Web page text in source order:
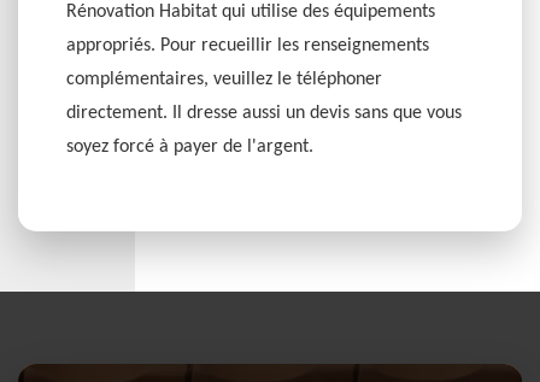
Rénovation Habitat qui utilise des équipements
appropriés. Pour recueillir les renseignements
complémentaires, veuillez le téléphoner
directement. Il dresse aussi un devis sans que vous
soyez forcé à payer de l'argent.